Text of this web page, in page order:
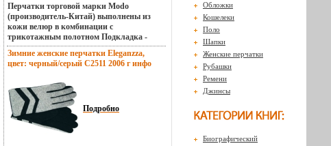
Перчатки торговой марки Modo
(производитель-Китай) выполнены из
кожи велюр в комбинации с
трикотажным полотном Подкладка -
флис(100% полиэстер) Отделка - кожа
велюр и декоративные швы На лицевой
стороне резбъллйинка Длина манжеты от
перчаток - 4 см Артикул: C2501 Торговая
марка: Eleganzza Цвет: черный/серый
Размер: L;M;S;XS Страна: Румыния.
Зимние женские перчатки Eleganzza,
цвет: черный/серый C2511 2006 г инфо
Подробно
Обложки
Кошелеки
Поло
Шапки
Женские перчатки
Рубашки
Ремени
Джинсы
Биографический